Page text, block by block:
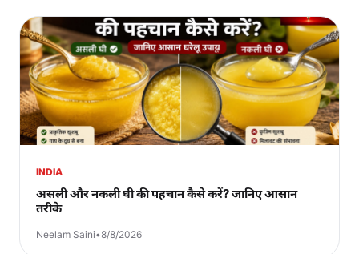
INDIA
असली और नकली घी की पहचान कैसे करें? जानिए आसान
तरीके
Neelam Saini•8/8/2026